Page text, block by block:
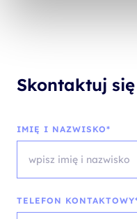
Skontaktuj
IMIĘ I NAZWISKO*
TELEFON